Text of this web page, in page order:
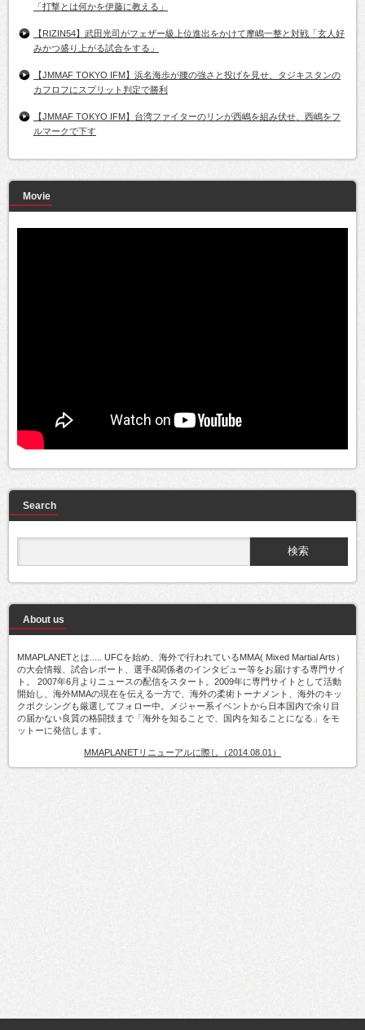
「打撃とは何かを伊藤に教える」
【RIZIN54】武田光司がフェザー級上位進出をかけて摩嶋一整と対戦「玄人好
みかつ盛り上がる試合をする」
【JMMAF TOKYO IFM】浜名海歩が腰の強さと投げを見せ、タジキスタンの
カフロフにスプリット判定で勝利
【JMMAF TOKYO IFM】台湾ファイターのリンが西嶋を組み伏せ、西嶋をフ
ルマークで下す
Movie
Search
About us
MMAPLANETとは..... UFCを始め、海外で行われているMMA( Mixed Martial Arts）
の大会情報、試合レポート、選手&関係者のインタビュー等をお届けする専門サイ
ト。 2007年6月よりニュースの配信をスタート。2009年に専門サイトとして活動
開始し、海外MMAの現在を伝える一方で、海外の柔術トーナメント、海外のキッ
クボクシングも厳選してフォロー中。メジャー系イベントから日本国内で余り目
の届かない良質の格闘技まで「海外を知ることで、国内を知ることになる」をモ
ットーに発信します。
MMAPLANETリニューアルに際し（2014.08.01）